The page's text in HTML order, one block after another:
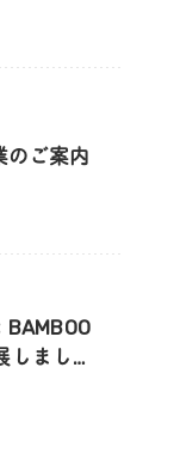
のご案内
しまし…